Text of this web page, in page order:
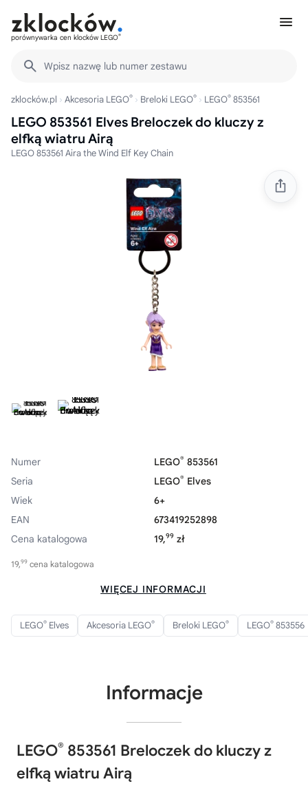
porównywarka cen klocków LEGO®
Wpisz nazwę lub numer zestawu
zklocków.pl Akcesoria LEGO® Breloki LEGO® LEGO® 853561
LEGO 853561 Elves Breloczek do kluczy z
elfką wiatru Airą
LEGO 853561 Aira the Wind Elf Key Chain
Numer LEGO® 853561
Seria
LEGO® Elves
Wiek
6+
EAN
673419252898
Cena katalogowa
19,99 zł
19,99 cena katalogowa
WIĘCEJ INFORMACJI
LEGO® Elves Akcesoria LEGO® Breloki LEGO® LEGO® 853556
Informacje
LEGO® 853561 Breloczek do kluczy z
elfką wiatru Airą